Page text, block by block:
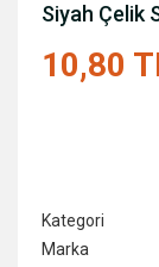
Siyah Çelik
10,80
Kategori
Marka